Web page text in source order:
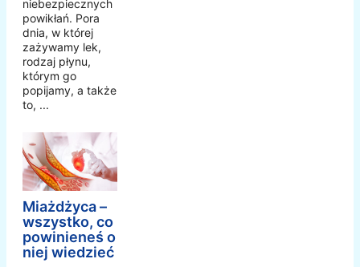
niebezpiecznych
powikłań. Pora
dnia, w której
zażywamy lek,
rodzaj płynu,
którym go
popijamy, a także
to, ...
Miażdżyca –
wszystko, co
powinieneś o
niej wiedzieć